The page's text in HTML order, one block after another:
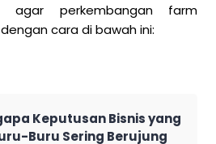
agar perkembangan farm
cara di bawah ini:
Keputusan Bisnis yang
Buru Sering Berujung